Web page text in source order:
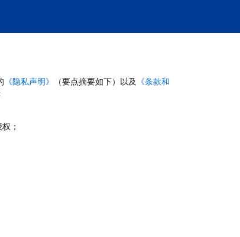
《隐私声明》 （要点摘要如下）以及 《条款和
；